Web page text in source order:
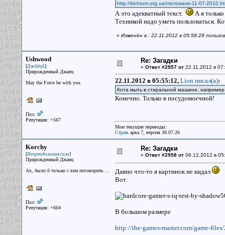
http://kichrum.org.ua/microwave-11-07-
А это адекватный текст.
А я
Техникой надо уметь пользоваться.
« Изменён в : 22.11.2012 в 05:58:28
Ushwood
[ДжАдай]
Прирожденный Джаец
May the Force be with you
Пол:
Репутация: +567
Re: Загадки
« Ответ #2957 от22.11.2012 в
22.11.2012 в 05:55:12, Lion писал(a):
Кота мыть в стиральной машине,
Конечно. Только в посудомоечной!
Мои текущие переводы:
Стражарка 7, версия 30.07.26
Korchy
[Непреодолимая сила]
Прирожденный Джаец
Ах, было б только с кем поговорить ...
Пол:
Репутация: +664
Re: Загадки
« Ответ #2958 от06.12.2012 в
Давно что-то я картинок не кидал
Вот:
В большом размере
http://the-games-master.com/game-